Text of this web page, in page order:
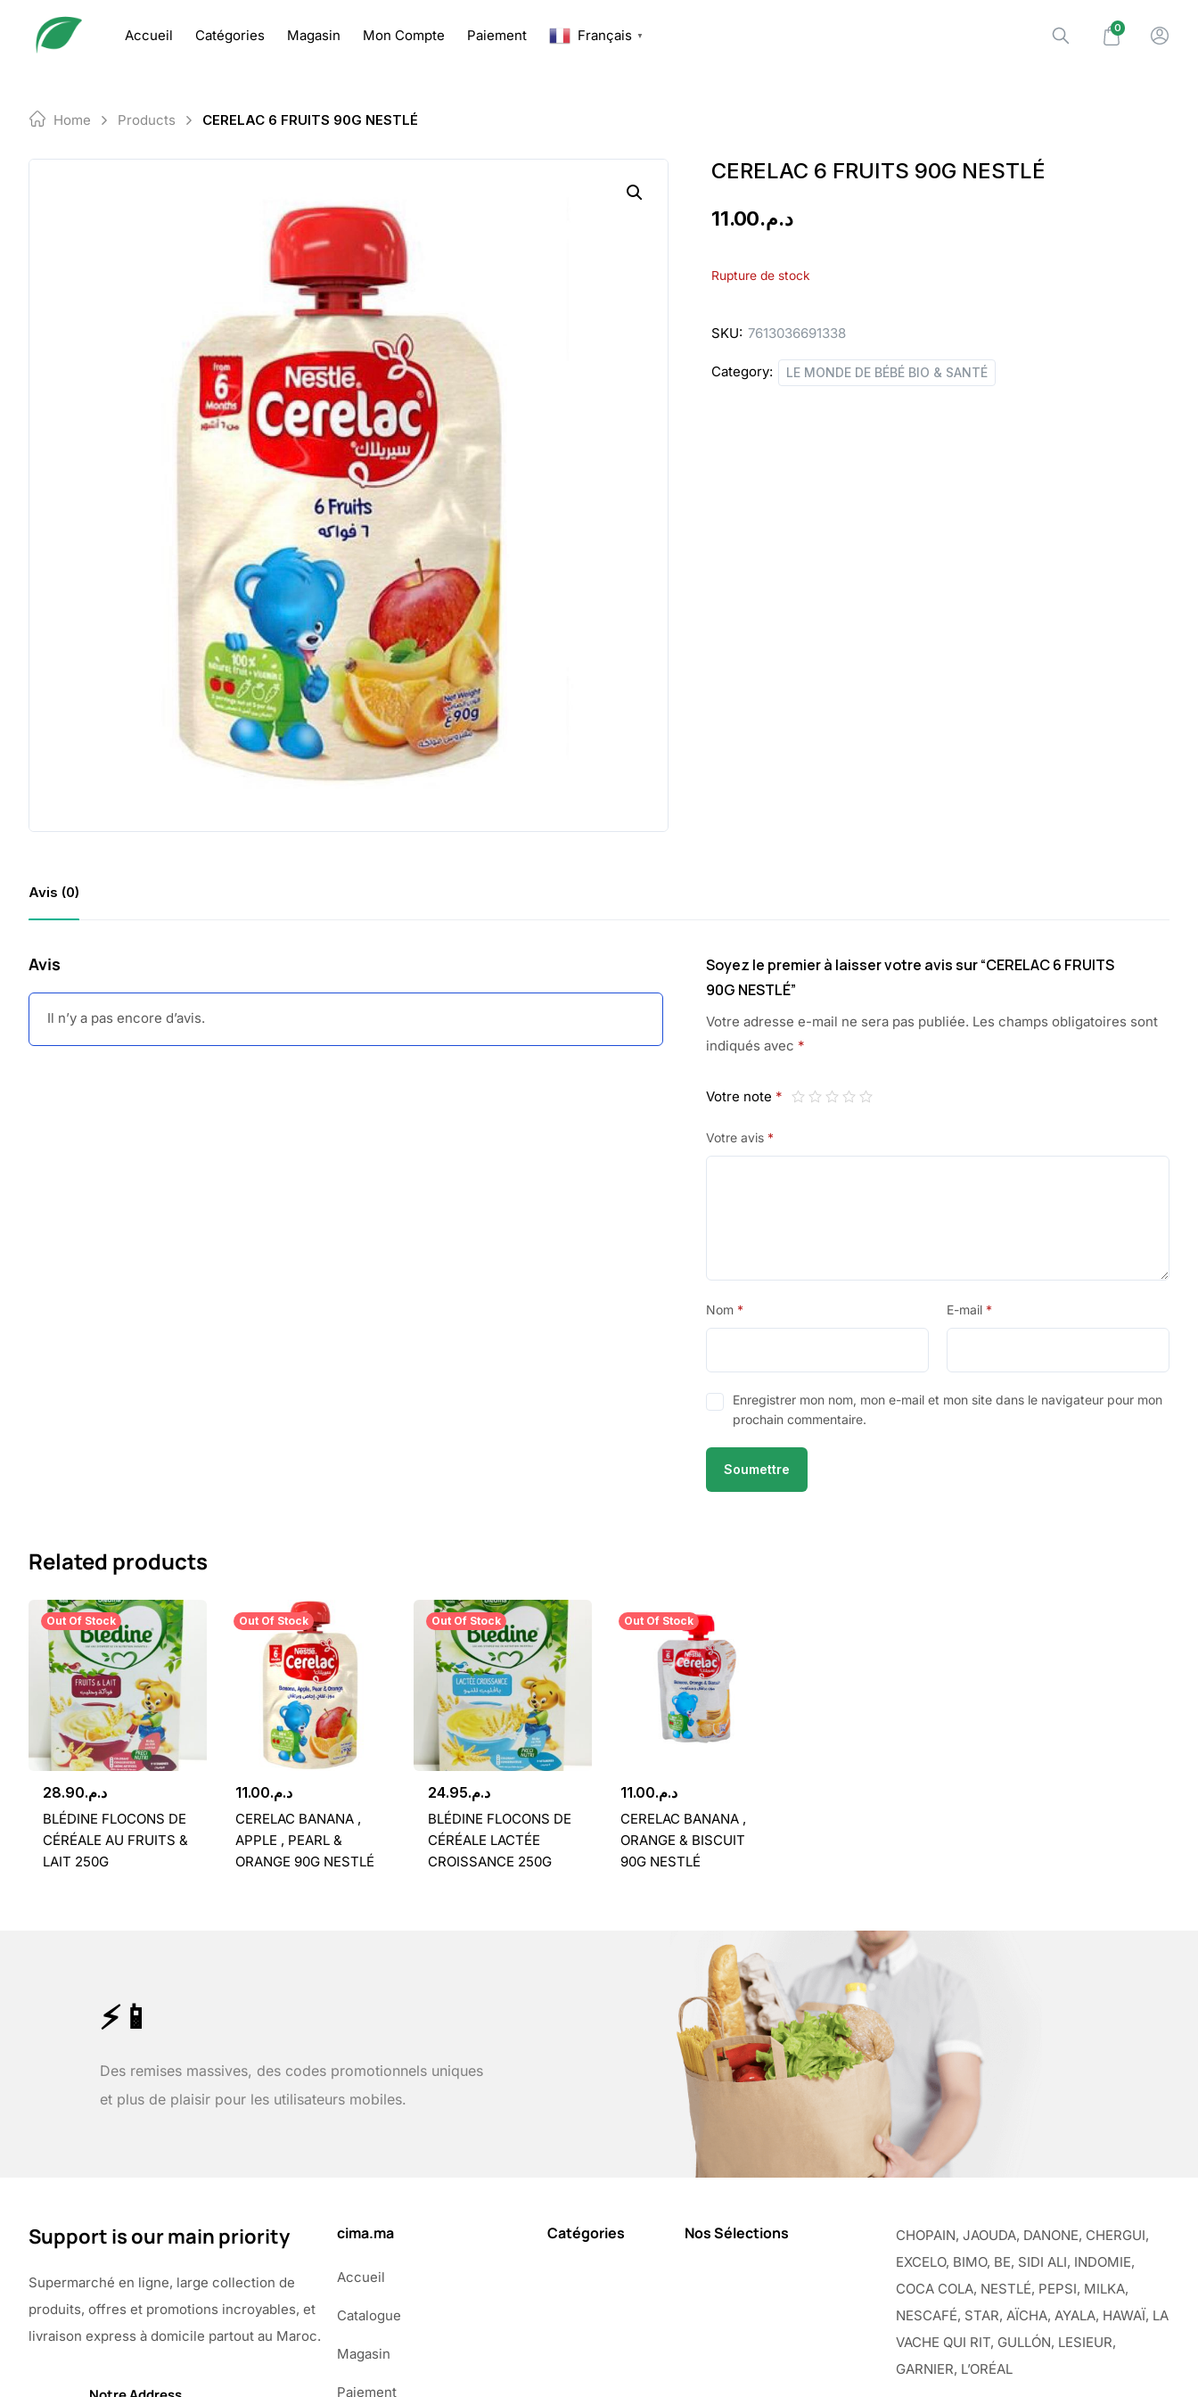
content
Accueil Catégories Magasin Mon Compte Paiement Français ▼
0
Home Products CERELAC 6 FRUITS 90G NESTLÉ
CERELAC 6 FRUITS 90G NESTLÉ
د.م.11.00
Rupture de stock
SKU: 7613036691338
Category: LE MONDE DE BÉBÉ BIO & SANTÉ
Avis (0)
Avis
Il n’y a pas encore d’avis.
Soyez le premier à laisser votre avis sur “CERELAC 6 FRUITS
90G NESTLÉ”
Votre adresse e-mail ne sera pas publiée. Les champs obligatoires sont
indiqués avec *
Votre note *
Votre avis *
Nom * E-mail *
Enregistrer mon nom, mon e-mail et mon site dans le navigateur pour mon
prochain commentaire.
Related products
Out Of Stock
د.م.28.90
BLÉDINE FLOCONS DE
CÉRÉALE AU FRUITS &
LAIT 250G
Out Of Stock
د.م.11.00
CERELAC BANANA ,
APPLE , PEARL &
ORANGE 90G NESTLÉ
Out Of Stock
د.م.24.95
BLÉDINE FLOCONS DE
CÉRÉALE LACTÉE
CROISSANCE 250G
Out Of Stock
د.م.11.00
CERELAC BANANA ,
ORANGE & BISCUIT
90G NESTLÉ
⚡📱
Des remises massives, des codes promotionnels uniques
et plus de plaisir pour les utilisateurs mobiles.
Support is our main priority
Supermarché en ligne, large collection de
produits, offres et promotions incroyables, et
livraison express à domicile partout au Maroc.
cima.ma
Accueil
Catalogue
Magasin
Paiement
Catégories Nos Sélections
CHOPAIN, JAOUDA, DANONE, CHERGUI,
EXCELO, BIMO, BE, SIDI ALI, INDOMIE,
COCA COLA, NESTLÉ, PEPSI, MILKA,
NESCAFÉ, STAR, AÏCHA, AYALA, HAWAÏ, LA
VACHE QUI RIT, GULLÓN, LESIEUR,
GARNIER, L’ORÉAL